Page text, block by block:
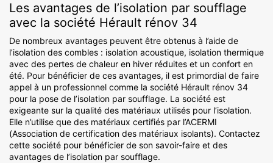
Les avantages de l’isolation par soufflage
avec la société Hérault rénov 34
De nombreux avantages peuvent être obtenus à l’aide de
l’isolation des combles : isolation acoustique, isolation thermique
avec des pertes de chaleur en hiver réduites et un confort en
été. Pour bénéficier de ces avantages, il est primordial de faire
appel à un professionnel comme la société Hérault rénov 34
pour la pose de l’isolation par soufflage. La société est
exigeante sur la qualité des matériaux utilisés pour l’isolation.
Elle n’utilise que des matériaux certifiés par l’ACERMI
(Association de certification des matériaux isolants). Contactez
cette société pour bénéficier de son savoir-faire et des
avantages de l’isolation par soufflage.